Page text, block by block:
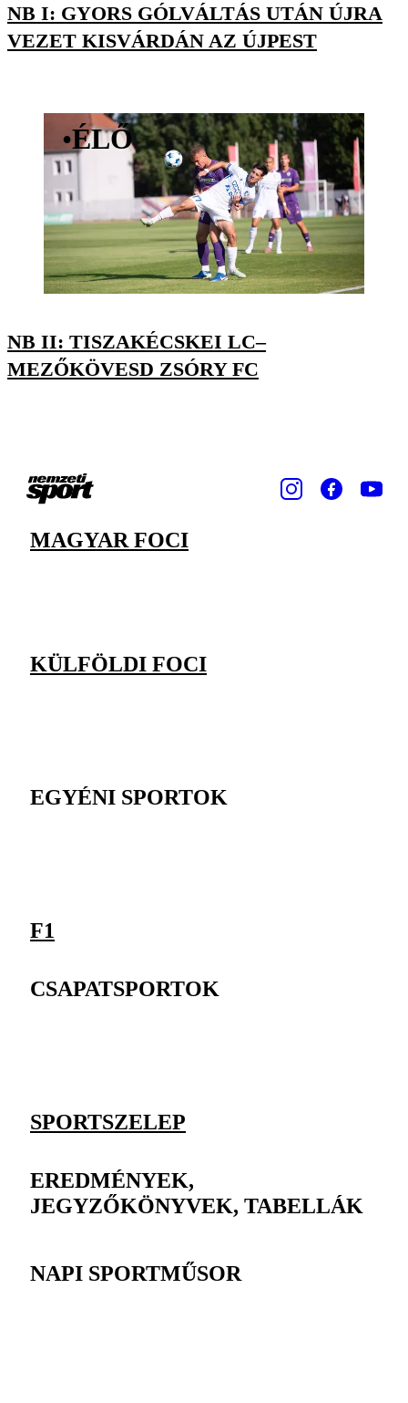
NB I: GYORS GÓLVÁLTÁS UTÁN ÚJRA
VEZET KISVÁRDÁN AZ ÚJPEST
•ÉLŐ
NB II: TISZAKÉCSKEI LC–
MEZŐKÖVESD ZSÓRY FC
MAGYAR FOCI
KÜLFÖLDI FOCI
EGYÉNI SPORTOK
F1
CSAPATSPORTOK
SPORTSZELEP
EREDMÉNYEK,
JEGYZŐKÖNYVEK, TABELLÁK
NAPI SPORTMŰSOR